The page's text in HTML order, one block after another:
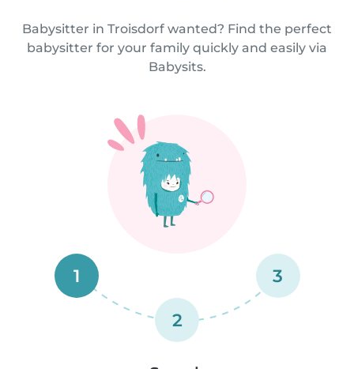
Babysitter in Troisdorf wanted? Find the perfect
babysitter for your family quickly and easily via
Babysits.
1
2
3